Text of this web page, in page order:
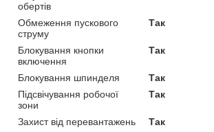
обертів
Обмеження пускового
струму
Так
Блокування кнопки
включення
Так
Блокування шпинделя
Так
Підсвічування робочої
зони
Так
Захист від перевантажень
Так